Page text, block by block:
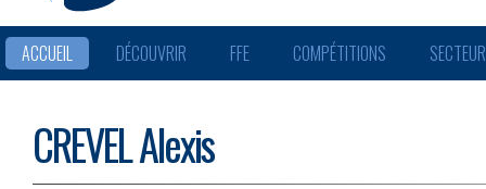
ACCUEIL DÉCOUVRIR FFE COMPÉTITIONS
CREVEL Alexis